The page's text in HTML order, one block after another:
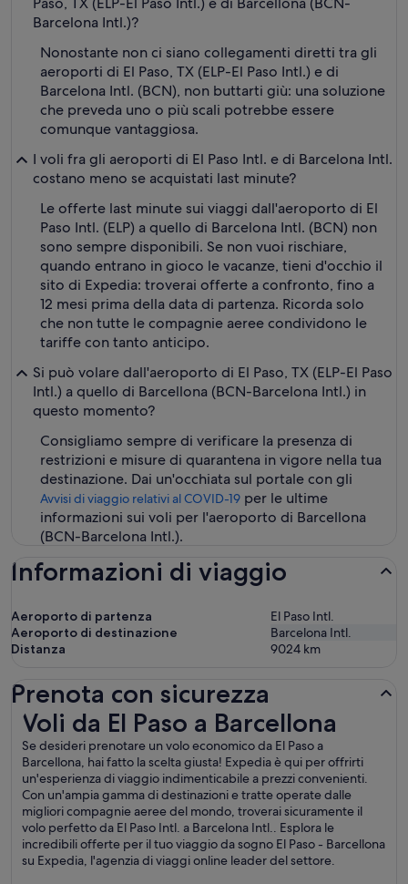
Barcelona Intl.)?
Nonostante non ci siano collegamenti diretti tra gli
aeroporti di El Paso, TX (ELP-El Paso Intl.) e di
Barcelona Intl. (BCN), non buttarti giù: una soluzione
che preveda uno o più scali potrebbe essere
comunque vantaggiosa.
I voli fra gli aeroporti di El Paso Intl. e di Barcelona Intl.
costano meno se acquistati last minute?
Le offerte last minute sui viaggi dall'aeroporto di El
Paso Intl. (ELP) a quello di Barcelona Intl. (BCN) non
sono sempre disponibili. Se non vuoi rischiare,
quando entrano in gioco le vacanze, tieni d'occhio il
sito di Expedia: troverai offerte a confronto, fino a
12 mesi prima della data di partenza. Ricorda solo
che non tutte le compagnie aeree condividono le
tariffe con tanto anticipo.
Si può volare dall'aeroporto di El Paso, TX (ELP-El Paso
Intl.) a quello di Barcellona (BCN-Barcelona Intl.) in
questo momento?
Consigliamo sempre di verificare la presenza di
restrizioni e misure di quarantena in vigore nella tua
destinazione. Dai un'occhiata sul portale con gli
Avvisi di viaggio relativi al COVID-19 per le ultime
informazioni sui voli per l'aeroporto di Barcellona
(BCN-Barcelona Intl.).
Informazioni di viaggio
Aeroporto di partenza
El Paso Intl.
Aeroporto di destinazione
Barcelona Intl.
Distanza
9024 km
Prenota con sicurezza
Voli da El Paso a Barcellona
Se desideri prenotare un volo economico da El Paso a
Barcellona, hai fatto la scelta giusta! Expedia è qui per offrirti
un'esperienza di viaggio indimenticabile a prezzi convenienti.
Con un'ampia gamma di destinazioni e tratte operate dalle
migliori compagnie aeree del mondo, troverai sicuramente il
volo perfetto da El Paso Intl. a Barcelona Intl.. Esplora le
incredibili offerte per il tuo viaggio da sogno El Paso - Barcellona
su Expedia, l'agenzia di viaggi online leader del settore.
Voli da El Paso a Barcellona